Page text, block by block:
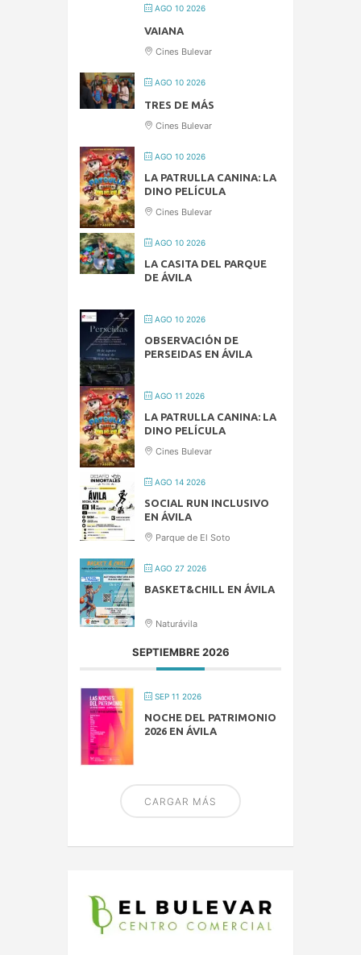
AGO 10 2026
VAIANA
Cines Bulevar
AGO 10 2026
TRES DE MÁS
Cines Bulevar
AGO 10 2026
LA PATRULLA CANINA: LA
DINO PELÍCULA
Cines Bulevar
AGO 10 2026
LA CASITA DEL PARQUE
DE ÁVILA
AGO 10 2026
OBSERVACIÓN DE
PERSEIDAS EN ÁVILA
AGO 11 2026
LA PATRULLA CANINA: LA
DINO PELÍCULA
Cines Bulevar
AGO 14 2026
SOCIAL RUN INCLUSIVO
EN ÁVILA
Parque de El Soto
AGO 27 2026
BASKET&CHILL EN ÁVILA
Naturávila
SEPTIEMBRE 2026
SEP 11 2026
NOCHE DEL PATRIMONIO
2026 EN ÁVILA
CARGAR MÁS